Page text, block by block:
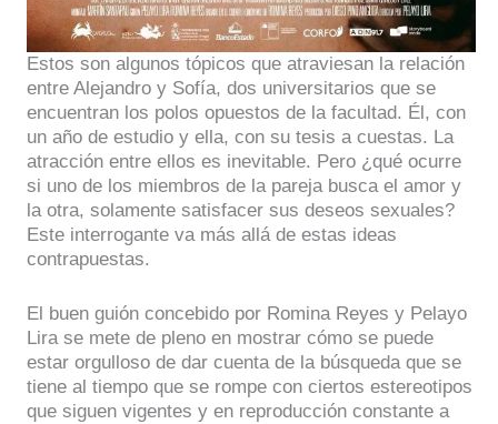
Estos son algunos tópicos que atraviesan la relación
entre Alejandro y Sofía, dos universitarios que se
encuentran los polos opuestos de la facultad. Él, con
un año de estudio y ella, con su tesis a cuestas. La
atracción entre ellos es inevitable. Pero ¿qué ocurre
si uno de los miembros de la pareja busca el amor y
la otra, solamente satisfacer sus deseos sexuales?
Este interrogante va más allá de estas ideas
contrapuestas.
El buen guión concebido por Romina Reyes y Pelayo
Lira se mete de pleno en mostrar cómo se puede
estar orgulloso de dar cuenta de la búsqueda que se
tiene al tiempo que se rompe con ciertos estereotipos
que siguen vigentes y en reproducción constante a